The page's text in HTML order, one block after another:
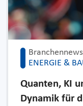
Branchennews
ENERGIE &
Quanten, KI
Dynamik für